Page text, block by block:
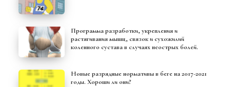
Программа разработки, укрепления и
растягивания мышц, связок и сухожилий
коленного сустава в случаях неострых болей.
Новые разрядные нормативы в беге на 2017-2021
годы. Хороши ли они?